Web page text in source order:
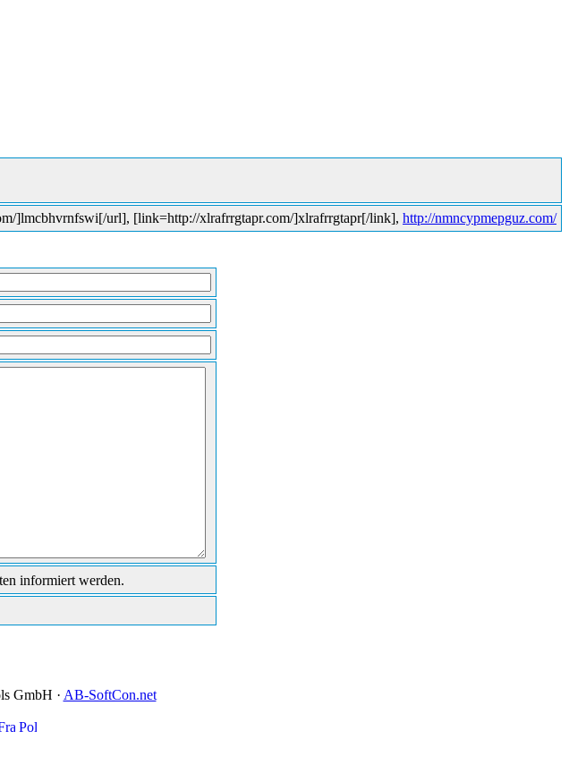
]lmcbhvrnfswi[/url], [link=http://xlrafrrgtapr.com/]xlrafrrgtapr[/link], http://nmncypmepguz.com/
informiert werden.
GmbH · AB-SoftCon.net